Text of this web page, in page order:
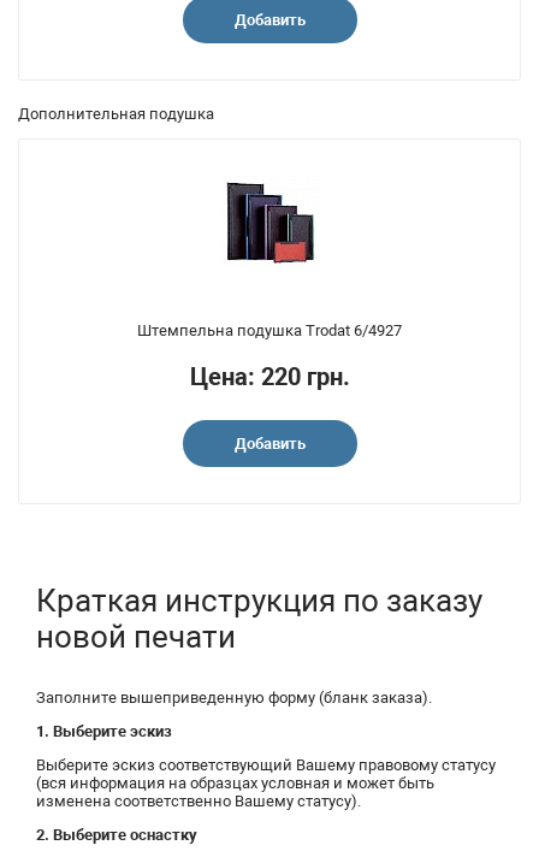
Добавить
Дополнительная подушка
Штемпельна подушка Trodat 6/4927
Цена: 220 грн.
Добавить
Краткая инструкция по заказу
новой печати
Заполните вышеприведенную форму (бланк заказа).
1. Выберите эскиз
Выберите эскиз соответствующий Вашему правовому статусу
(вся информация на образцах условная и может быть
изменена соответственно Вашему статусу).
2. Выберите оснастку